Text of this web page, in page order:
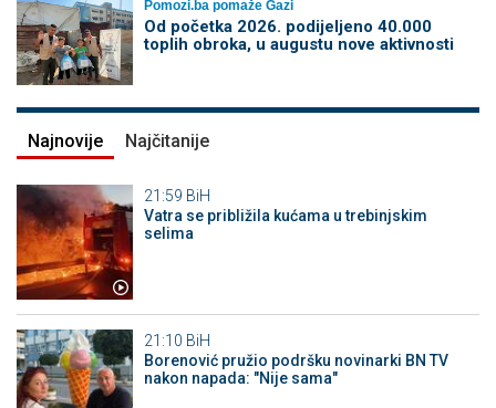
Pomozi.ba pomaže Gazi
Od početka 2026. podijeljeno 40.000
toplih obroka, u augustu nove aktivnosti
Najnovije Najčitanije
21:59 BiH
Vatra se približila kućama u trebinjskim
selima
21:10 BiH
Borenović pružio podršku novinarki BN TV
nakon napada: "Nije sama"